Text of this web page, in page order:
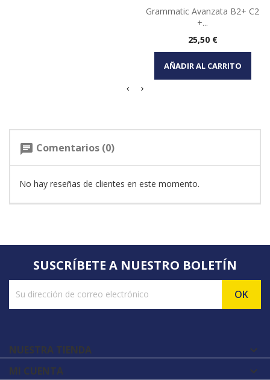
Grammatic Avanzata B2+ C2
+...
Precio
25,50 €
AÑADIR AL CARRITO
chat Comentarios (0)
No hay reseñas de clientes en este momento.
SUSCRÍBETE A NUESTRO BOLETÍN
NUESTRA TIENDA 
MI CUENTA 